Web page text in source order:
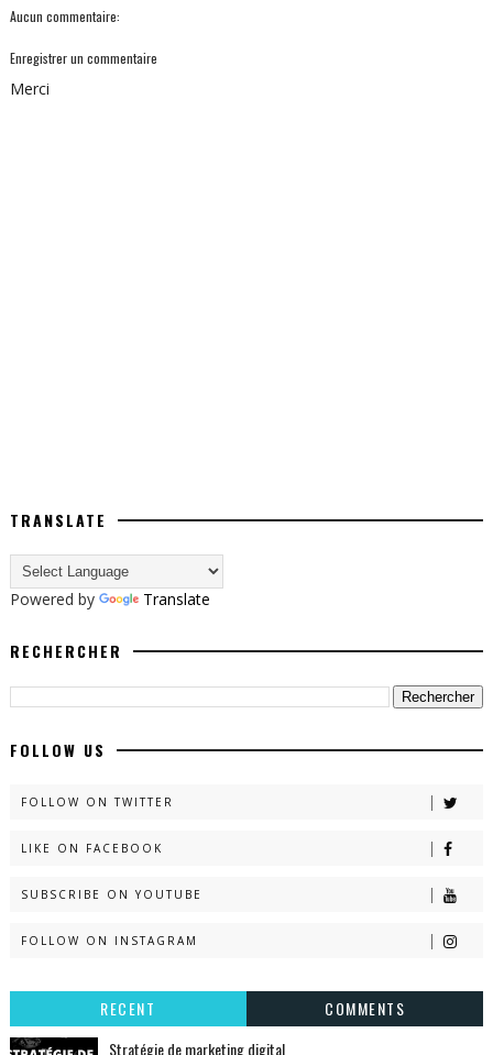
Aucun commentaire:
Enregistrer un commentaire
Merci
TRANSLATE
Powered by Translate
RECHERCHER
FOLLOW US
FOLLOW ON TWITTER
LIKE ON FACEBOOK
SUBSCRIBE ON YOUTUBE
FOLLOW ON INSTAGRAM
RECENT
COMMENTS
Stratégie de marketing digital